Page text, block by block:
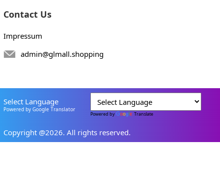
Contact Us
Impressum
admin@glmall.shopping
Select Language
Powered by Google Translator
Powered by Translate
Copyright @2026. All rights reserved.